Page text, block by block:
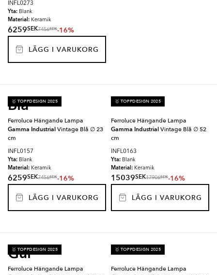
INFL0273
Yta: Blank
Material: Keramik
6259SEK7456SEK-16%
LÄGG I VARUKORG
Blå
🥇 TOPPDESIGN 2025
Ferroluce Hängande Lampa
Gamma IndustrialVintage Blå ∅ 23
cm
INFL0157
Yta: Blank
Material: Keramik
6259SEK7456SEK-16%
LÄGG I VARUKORG
🥇 TOPPDESIGN 2025
Ferroluce Hängande Lampa
Gamma IndustrialVintage Blå ∅ 52
cm
INFL0163
Yta: Blank
Material: Keramik
15039SEK17906SEK-16%
LÄGG I VARUKORG
Gul
🥇 TOPPDESIGN 2025
Ferroluce Hängande Lampa
🥇 TOPPDESIGN 2025
Ferroluce Hängande Lampa